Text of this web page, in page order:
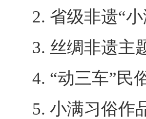
2. 省级非遗“
3. 丝绸非遗主
4. “动三车”民
5. 小满习俗作